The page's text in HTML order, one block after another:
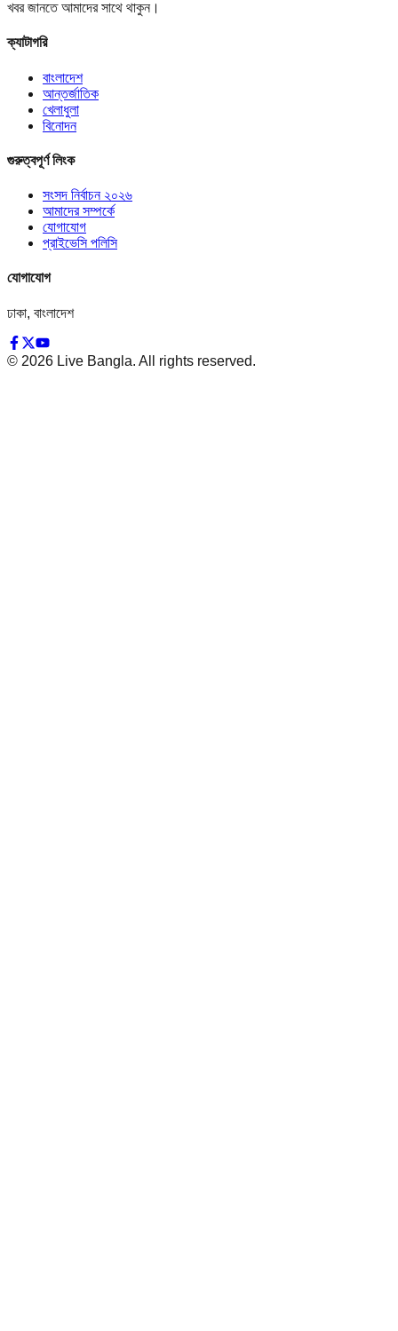
খবর জানতে আমাদের সাথে থাকুন।
ক্যাটাগরি
বাংলাদেশ
আন্তর্জাতিক
খেলাধুলা
বিনোদন
গুরুত্বপূর্ণ লিংক
সংসদ নির্বাচন ২০২৬
আমাদের সম্পর্কে
যোগাযোগ
প্রাইভেসি পলিসি
যোগাযোগ
ঢাকা, বাংলাদেশ
© 2026 Live Bangla. All rights reserved.